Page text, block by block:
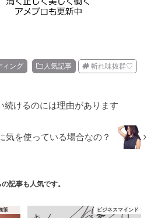
ィング 人気記事 斬れ味抜群♡
続けるのには理由があります
気を使っている場合なの？
記事も人気です。
策 ビジネスマインド